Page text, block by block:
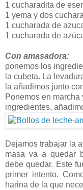
1 cucharadita de
1 yema y dos
1 cucharada de
1 cucharada de
Con amasadora:
ponemos los
la cubeta. La
la añadimos junto
Ponemos en
ingredientes,
Dejamos trabajar la
masa va a quedar
debe quedar. Este
primer intento.
harina de la que